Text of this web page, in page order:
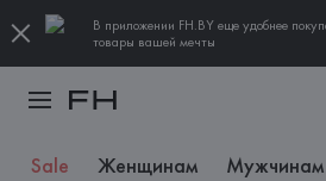
В приложении FH.BY еще удобнее
товары вашей мечты
Sale Женщинам Мужчинам